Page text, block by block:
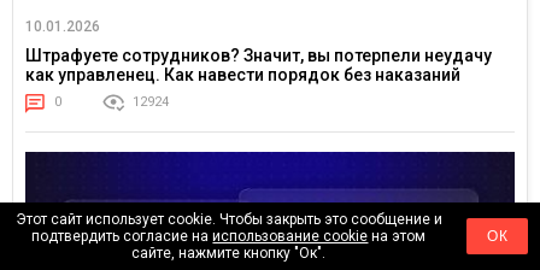
10.01.2026
Штрафуете сотрудников? Значит, вы потерпели неудачу
как управленец. Как навести порядок без наказаний
0 12924
Этот сайт использует cookie. Чтобы закрыть это сообщение и
подтвердить согласие наиспользование cookie на этом
сайте, нажмите кнопку "Ок".
ОК